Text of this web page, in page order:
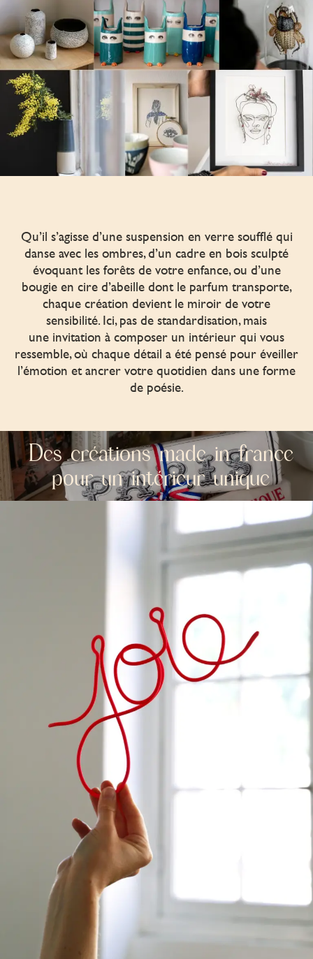
Qu’il s’agisse d’une suspension en verre soufflé qui
danse avec les ombres, d’un cadre en bois sculpté
évoquant les forêts de votre enfance, ou d’une
bougie en cire d’abeille dont le parfum transporte,
chaque création devient le miroir de votre
sensibilité. Ici, pas de standardisation, mais
une invitation à composer un intérieur qui vous
ressemble, où chaque détail a été pensé pour éveiller
l’émotion et ancrer votre quotidien dans une forme
de poésie.
Des créations made in france
pour un intérieur unique